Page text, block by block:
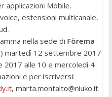
applicazioni Mobile.
estensioni multicanale,
nella sede di Fòrema
martedì 12 settembre 2017
alle 10 e mercoledì 4
e per iscriversi:
, marta.montalto@niuko.it.